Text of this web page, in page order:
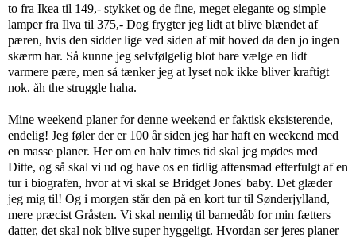
to fra Ikea til 149,- stykket og de fine, meget elegante og simple
lamper fra Ilva til 375,- Dog frygter jeg lidt at blive blændet af
pæren, hvis den sidder lige ved siden af mit hoved da den jo ingen
skærm har. Så kunne jeg selvfølgelig blot bare vælge en lidt
varmere pære, men så tænker jeg at lyset nok ikke bliver kraftigt
nok. åh the struggle haha.
Mine weekend planer for denne weekend er faktisk eksisterende,
endelig! Jeg føler der er 100 år siden jeg har haft en weekend med
en masse planer. Her om en halv times tid skal jeg mødes med
Ditte, og så skal vi ud og have os en tidlig aftensmad efterfulgt af en
tur i biografen, hvor at vi skal se Bridget Jones' baby. Det glæder
jeg mig til! Og i morgen står den på en kort tur til Sønderjylland,
mere præcist Gråsten. Vi skal nemlig til barnedåb for min fætters
datter, det skal nok blive super hyggeligt. Hvordan ser jeres planer